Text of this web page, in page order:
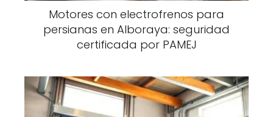
Motores con electrofrenos para
persianas en Alboraya: seguridad
certificada por PAMEJ